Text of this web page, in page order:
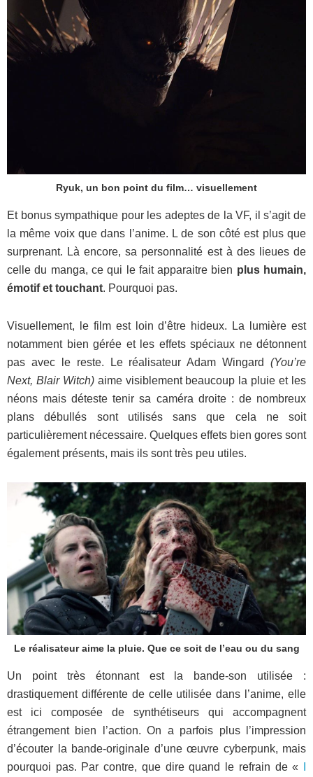
Ryuk, un bon point du film… visuellement
Et bonus sympathique pour les adeptes de la VF, il s’agit de
la même voix que dans l’anime. L de son côté est plus que
surprenant. Là encore, sa personnalité est à des lieues de
celle du manga, ce qui le fait apparaitre bien plus humain,
émotif et touchant. Pourquoi pas.
Visuellement, le film est loin d’être hideux. La lumière est
notamment bien gérée et les effets spéciaux ne détonnent
pas avec le reste. Le réalisateur Adam Wingard (You’re
Next, Blair Witch)aime visiblement beaucoup la pluie et les
néons mais déteste tenir sa caméra droite : de nombreux
plans débullés sont utilisés sans que cela ne soit
particulièrement nécessaire. Quelques effets bien gores sont
également présents, mais ils sont très peu utiles.
Le réalisateur aime la pluie. Que ce soit de l’eau ou du sang
Un point très étonnant est la bande-son utilisée :
drastiquement différente de celle utilisée dans l’anime, elle
est ici composée de synthétiseurs qui accompagnent
étrangement bien l’action. On a parfois plus l’impression
d’écouter la bande-originale d’une œuvre cyberpunk, mais
pourquoi pas. Par contre, que dire quand le refrain de «